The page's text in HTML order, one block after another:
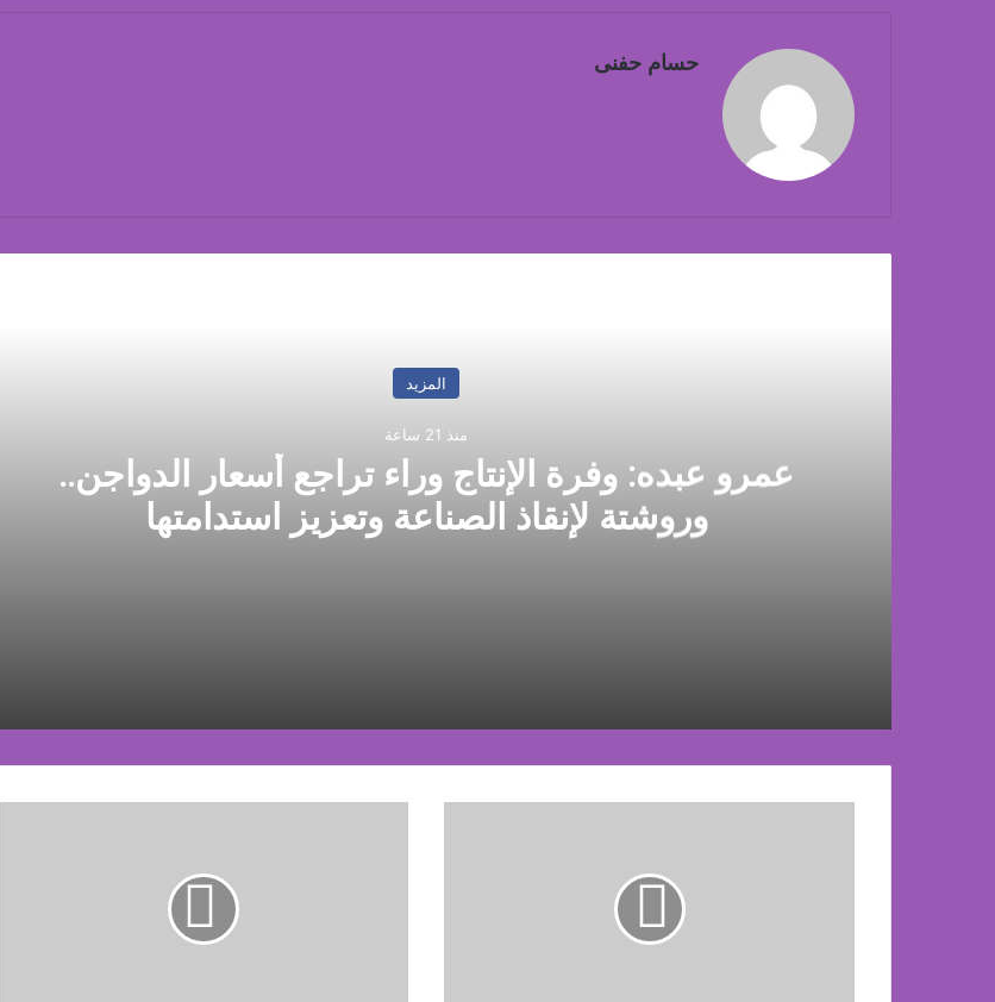
حسام حفنى
المزيد
منذ 21 ساعة
عمرو عبده: وفرة الإنتاج وراء تراجع أسعار الدواجن..
وروشتة لإنقاذ الصناعة وتعزيز استدامتها
مراسم اربعين ليست كسابقاتها